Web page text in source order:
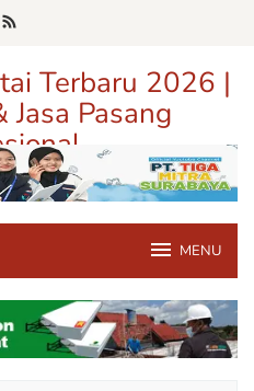
Terbaru 2026 |
Pasang
dan Jasa Pasang Panel Lantai
Jawa Timur
MENU